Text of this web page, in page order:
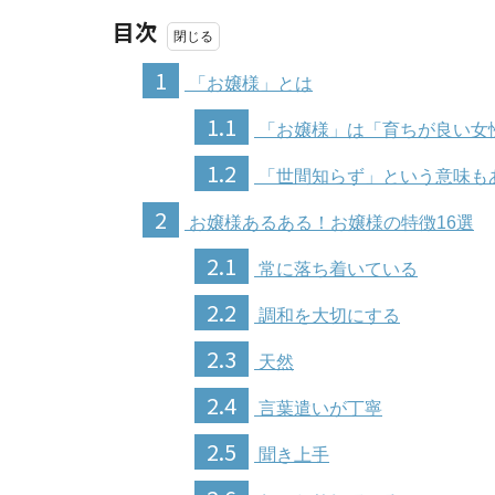
目次
1
「お嬢様」とは
1.1 「お嬢様」は「育ちが良い女
1.2 「世間知らず」という意味も
2 お嬢様あるある！お嬢様の特徴16選
2.1 常に落ち着いている
2.2 調和を大切にする
2.3 天然
2.4 言葉遣いが丁寧
2.5 聞き上手